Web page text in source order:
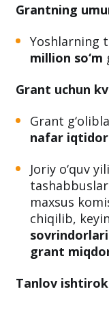
Grantning
Yoshlarning
million so‘m
Grant uchun
Grant
nafar
Joriy o‘quv
maxsus
chiqilib,
grant
Tanlov